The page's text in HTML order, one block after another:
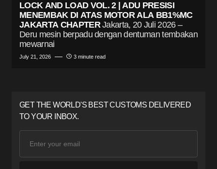
LOCK AND LOAD VOL. 2 | ADU PRESISI
MENEMBAK DI ATAS MOTOR ALA BB1%MC
JAKARTA CHAPTER Jakarta, 20 Juli 2026 –
Deru mesin berpadu dengan dentuman tembakan
mewarnai
July 21, 2026 3 minute read
GET THE WORLD'S BEST CUSTOMS DELIVERED
TO YOUR INBOX.